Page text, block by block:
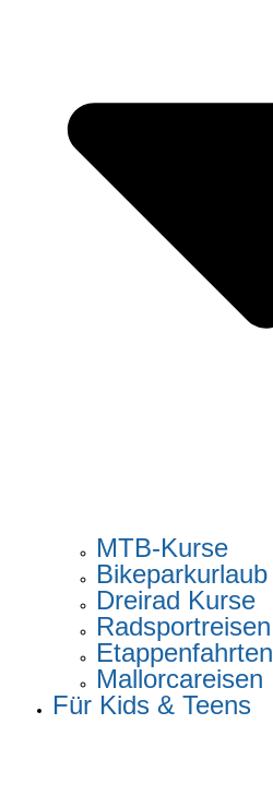
MTB-Kurse
Bikeparkurlaub
Dreirad Kurse
Radsportreisen
Etappenfahrten
Mallorcareisen
Für Kids & Teens